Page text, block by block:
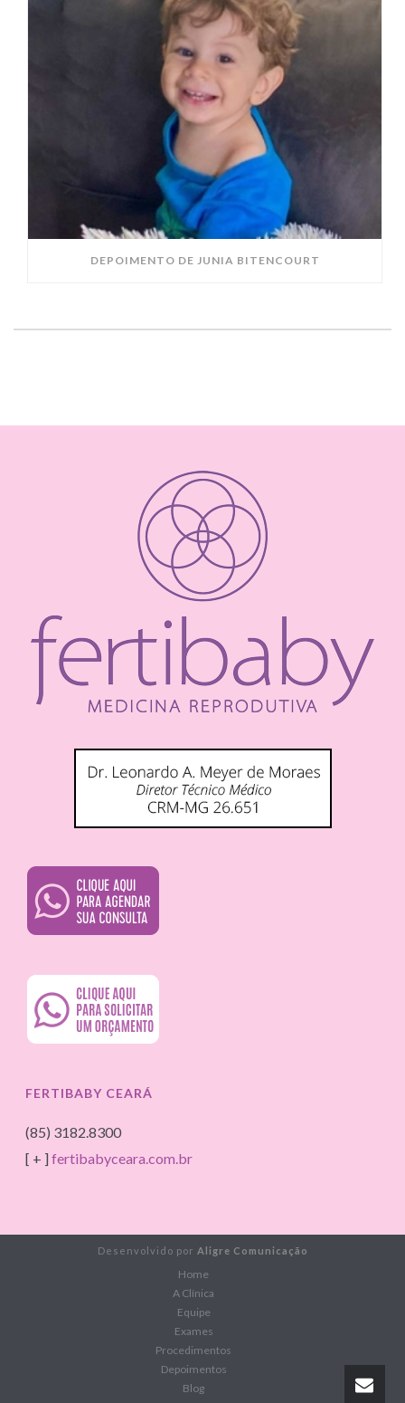
DEPOIMENTO DE JUNIA BITENCOURT
FERTIBABY CEARÁ
(85) 3182.8300
[ + ]fertibabyceara.com.br
Desenvolvido por Aligre Comunicação
Home
A Clínica
Equipe
Exames
Procedimentos
Depoimentos
Blog